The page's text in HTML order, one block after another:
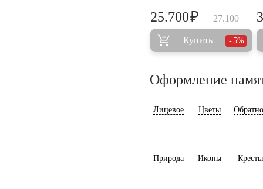
27.100
25.700₽
Купить 5%
Оформление
Лицевое Цветы
Природа Иконы Кресты